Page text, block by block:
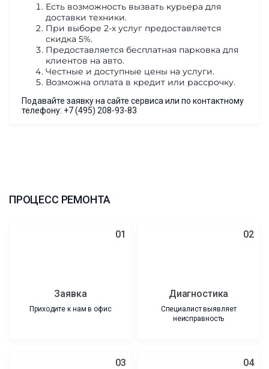
Есть возможность вызвать курьера для
доставки техники.
При выборе 2-х услуг предоставляется
скидка 5%.
Предоставляется бесплатная парковка для
клиентов на авто.
Честные и доступные цены на услуги.
Возможна оплата в кредит или рассрочку.
Подавайте заявку на сайте сервиса или по контактному
телефону: +7 (495) 208-93-83
ПРОЦЕСС РЕМОНТА
01
Заявка
Приходите к нам в офис
02
Диагностика
Специалист выявляет
неисправность
03 04